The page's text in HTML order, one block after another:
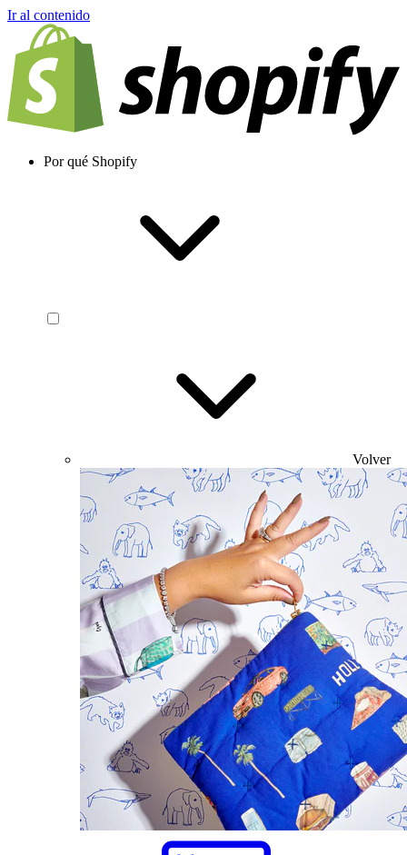
Ir al contenido
Por qué Shopify
Volver